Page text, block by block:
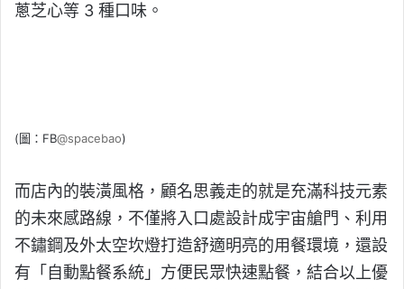
蔥芝心等 3 種口味。
(圖：FB@spacebao)
而店內的裝潢風格，顧名思義走的就是充滿科技元素
的未來感路線，不僅將入口處設計成宇宙艙門、利用
不鏽鋼及外太空坎燈打造舒適明亮的用餐環境，還設
有「自動點餐系統」方便民眾快速點餐，結合以上優